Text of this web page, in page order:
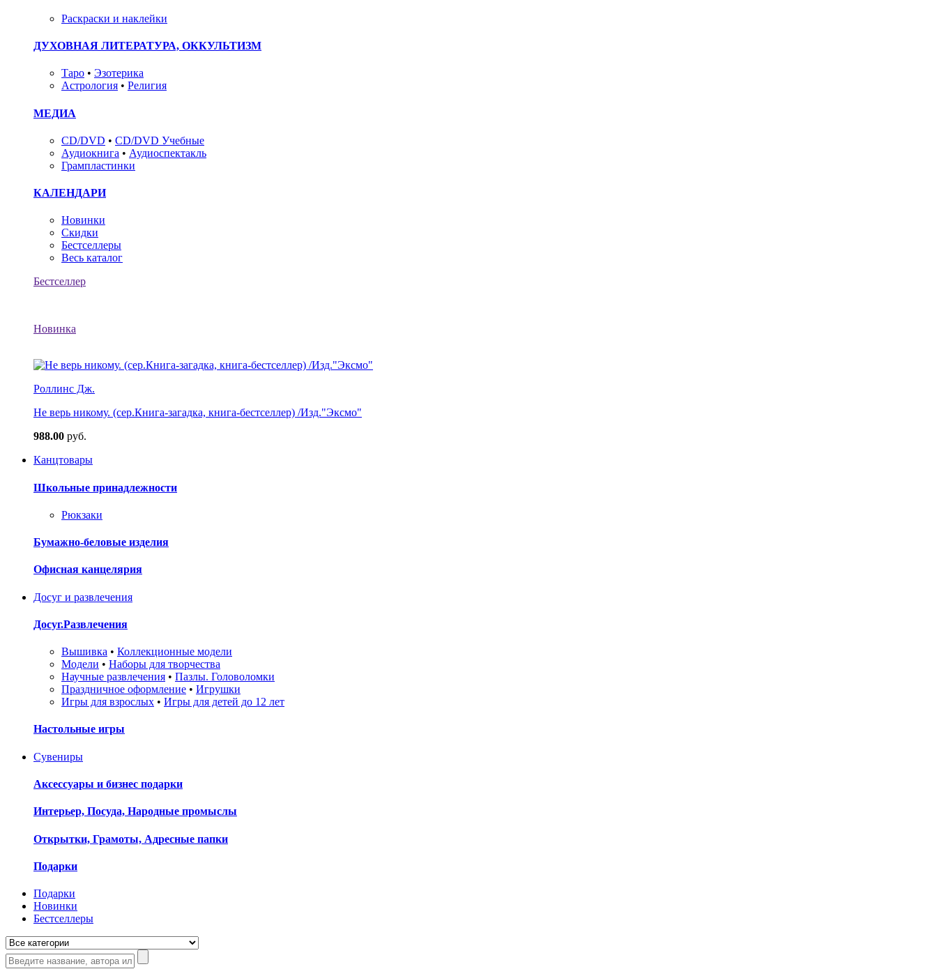
Раскраски и наклейки
ДУХОВНАЯ ЛИТЕРАТУРА, ОККУЛЬТИЗМ
Таро • Эзотерика
Астрология • Религия
МЕДИА
CD/DVD • CD/DVD Учебные
Аудиокнига • Аудиоспектакль
Грампластинки
КАЛЕНДАРИ
Новинки
Скидки
Бестселлеры
Весь каталог
Бестселлер
Новинка
Роллинс Дж.
Не верь никому. (сер.Книга-загадка, книга-бестселлер) /Изд."Эксмо"
988.00 руб.
Канцтовары
Школьные принадлежности
Рюкзаки
Бумажно-беловые изделия
Офисная канцелярия
Досуг и развлечения
Досуг.Развлечения
Вышивка • Коллекционные модели
Модели • Наборы для творчества
Научные развлечения • Пазлы. Головоломки
Праздничное оформление • Игрушки
Игры для взрослых • Игры для детей до 12 лет
Настольные игры
Сувениры
Аксессуары и бизнес подарки
Интерьер, Посуда, Народные промыслы
Открытки, Грамоты, Адресные папки
Подарки
Подарки
Новинки
Бестселлеры